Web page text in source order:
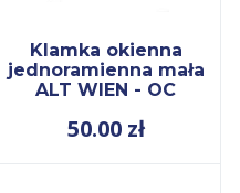
Klamka okienna
jednoramienna mała
ALT WIEN - OC
50.00 zł